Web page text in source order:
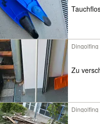
Dingolfing
Zu
Dingolfing